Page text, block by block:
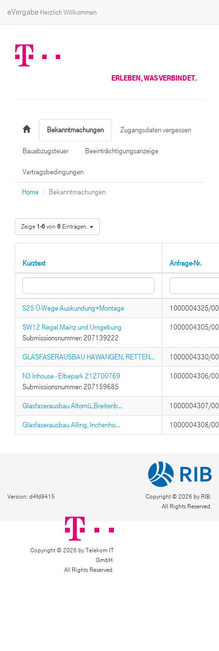
eVergabe Herzlich Willkommen
ERLEBEN, WAS VERBINDET.
Bekanntmachungen Zugangsdaten vergessen
Bauabzugsteuer Beeinträchtigungsanzeige
Vertragsbedingungen
Home Bekanntmachungen
Zeige 1-6von 6 Einträgen.
Kurztext Anfrage-Nr.
S25 Ü-Wege Auskundung+Montage 1000004325/
SW12 Regel Mainz und Umgebung
Submissionsnummer: 207139222
1000004305/
GLASFASERAUSBAU HAWANGEN, RETTEN... 1000004330/
N3 Inhouse - Elbepark 212700769
Submissionsnummer: 207159685
1000004306/
Glasfaserausbau Altomü.,Breitenb... 1000004307/
Glasfaserausbau Alling, Inchenho... 1000004308/
Version: d4fd9415
Copyright © 2026 by RIB.
All Rights Reserved.
Copyright © 2026 by Telekom IT
GmbH.
All Rights Reserved.